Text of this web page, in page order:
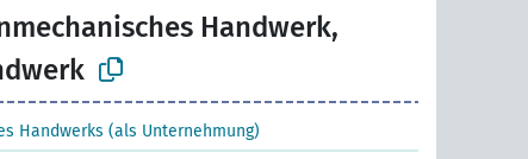
Handwerk,
Handwerks (als Unternehmung)